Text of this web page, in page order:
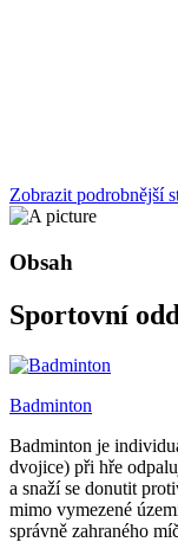
Zobrazit podrobnější
Obsah
Sportovní
Badminton
Badminton je
dvojice) při hře
a snaží se donutit
mimo vymezené
správně zahraného